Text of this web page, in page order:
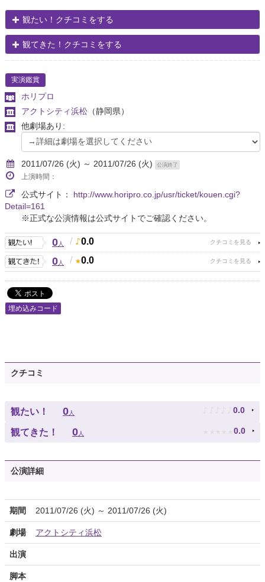
観たい！クチコミをする
観てきた！クチコミをする
実演鑑賞
ホリプロ
アクトシティ浜松 （静岡県）
他劇場あり:
2011/07/26 (火) ～ 2011/07/26 (火) 公演終了
上演時間：
公式サイト： http://www.horipro.co.jp/usr/ticket/kouen.cgi?
Detail=161
※正式な公演情報は公式サイトでご確認ください。
0人 / 0.0
0人 / 0.0
埋め込みコード
クチコミ
観たい！ 0人 ♪ ♪ ♪ ♪ ♪ 0.0
観てきた！ 0人 ★ ★ ★ ★ ★ 0.0
公演詳細
期間 2011/07/26 (火) ～ 2011/07/26 (火)
劇場 アクトシティ浜松
出演
脚本